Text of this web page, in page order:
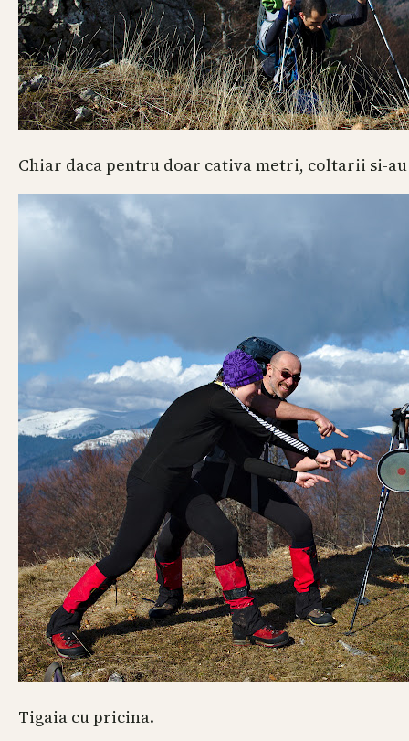
Chiar daca pentru doar cativa metri, coltarii si-
Tigaia cu pricina.